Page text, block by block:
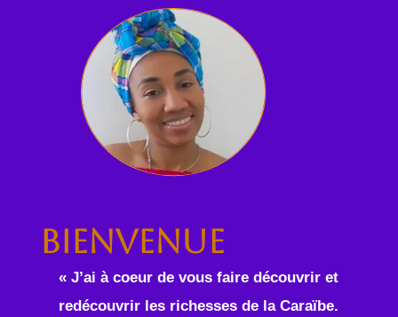
Bienvenue
« J’ai à coeur de vous faire découvrir et
redécouvrir les richesses de la Caraïbe.